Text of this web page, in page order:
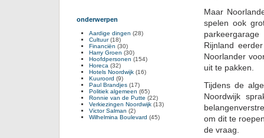
Maar
spelen ook
Rijnland
Noorlander
uit te pakken.
Tijdens de
Noordwijk
om dit te
de vraag.
onderwerpen
Aardige dingen (28)
Cultuur(18)
Financiën (30)
Harry Groen (30)
Hoofdpersonen (154)
Horeca (32)
Hotels Noordwijk (16)
Kuuroord (9)
Paul Brandjes (17)
Politiek algemeen (65)
Ronnie van de Putte (22)
Verkiezingen Noordwijk (13)
Victor Salman (2)
Wilhelmina Boulevard (45)